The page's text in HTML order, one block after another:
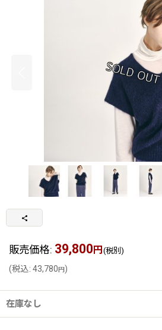
販売価格: 39,800 円 (税別)
(税込: 43,780円)
在庫なし